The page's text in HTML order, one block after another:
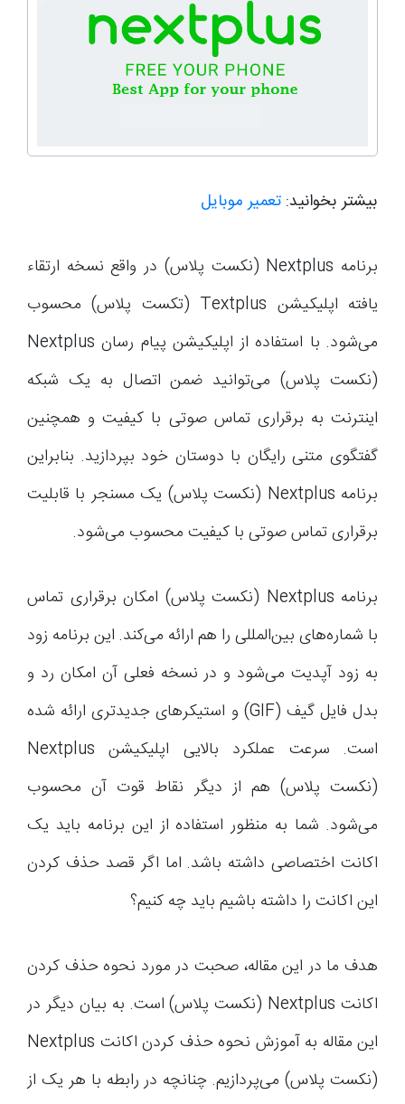
بیشتر بخوانید: تعمیر موبایل
برنامه Nextplus (نکست پلاس) در واقع نسخه ارتقاء
یافته اپلیکیشن Textplus (تکست پلاس) محسوب
می‌شود. با استفاده از اپلیکیشن پیام رسان Nextplus
(نکست پلاس) می‌توانید ضمن اتصال به یک شبکه
اینترنت به برقراری تماس صوتی با کیفیت و همچنین
گفتگوی متنی رایگان با دوستان خود بپردازید. بنابراین
برنامه Nextplus (نکست پلاس) یک مسنجر با قابلیت
برقراری تماس صوتی با کیفیت محسوب می‌شود.
برنامه Nextplus (نکست پلاس) امکان برقراری تماس
با شماره‌های بین‌المللی را هم ارائه می‌کند. این برنامه زود
به زود آپدیت می‌شود و در نسخه فعلی آن امکان رد و
بدل فایل گیف (GIF) و استیکرهای جدیدتری ارائه شده
است. سرعت عملکرد بالایی اپلیکیشن Nextplus
(نکست پلاس) هم از دیگر نقاط قوت آن محسوب
می‌شود. شما به منظور استفاده از این برنامه باید یک
اکانت اختصاصی داشته باشد. اما اگر قصد حذف کردن
این اکانت را داشته باشیم باید چه کنیم؟
هدف ما در این مقاله، صحبت در مورد نحوه حذف کردن
اکانت Nextplus (نکست پلاس) است. به بیان دیگر در
این مقاله به آموزش نحوه حذف کردن اکانت Nextplus
(نکست پلاس) می‌پردازیم. چنانچه در رابطه با هر یک از